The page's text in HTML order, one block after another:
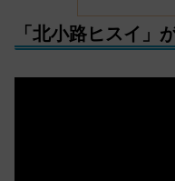
「北小路ヒスイ」